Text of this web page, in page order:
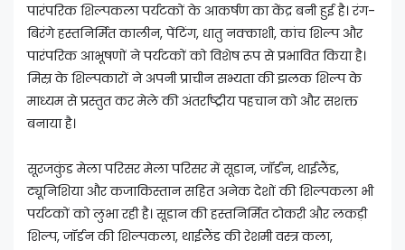
पारंपरिक शिल्पकला पर्यटकों के आकर्षण का केंद्र बनी हुई है। रंग-
बिरंगे हस्तनिर्मित कालीन, पेंटिंग, धातु नक्काशी, कांच शिल्प और
पारंपरिक आभूषणों ने पर्यटकों को विशेष रूप से प्रभावित किया है।
मिस्र के शिल्पकारों ने अपनी प्राचीन सभ्यता की झलक शिल्प के
माध्यम से प्रस्तुत कर मेले की अंतर्राष्ट्रीय पहचान को और सशक्त
बनाया है।
सूरजकुंड मेला परिसर मेला परिसर में सूडान, जॉर्डन, थाईलैंड,
ट्यूनिशिया और कजाकिस्तान सहित अनेक देशों की शिल्पकला भी
पर्यटकों को लुभा रही है। सूडान की हस्तनिर्मित टोकरी और लकड़ी
शिल्प, जॉर्डन की शिल्पकला, थाईलैंड की रेशमी वस्त्र कला,